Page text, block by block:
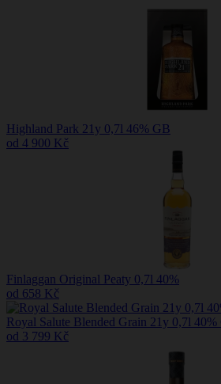
Highland Park 21y 0,7l 46% GB
od 4 900 Kč
Finlaggan Original Peaty 0,7l 40%
od 658 Kč
Royal Salute Blended Grain 21y 0,7l 40%
od 3 799 Kč